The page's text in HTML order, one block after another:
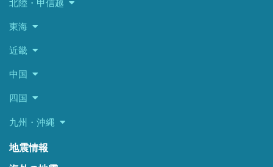
北陸・甲信越
東海
近畿
中国
四国
九州・沖縄
地震情報